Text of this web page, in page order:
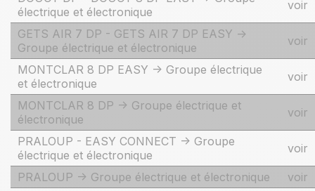
électrique et électronique
voir
GETS AIR 7 DP - GETS AIR 7 DP EASY ->
Groupe électrique et électronique
voir
MONTCLAR 8 DP EASY -> Groupe électrique
et électronique
voir
MONTCLAR 8 DP -> Groupe électrique et
électronique
voir
PRALOUP - EASY CONNECT -> Groupe
électrique et électronique
voir
PRALOUP -> Groupe électrique et électronique
voir